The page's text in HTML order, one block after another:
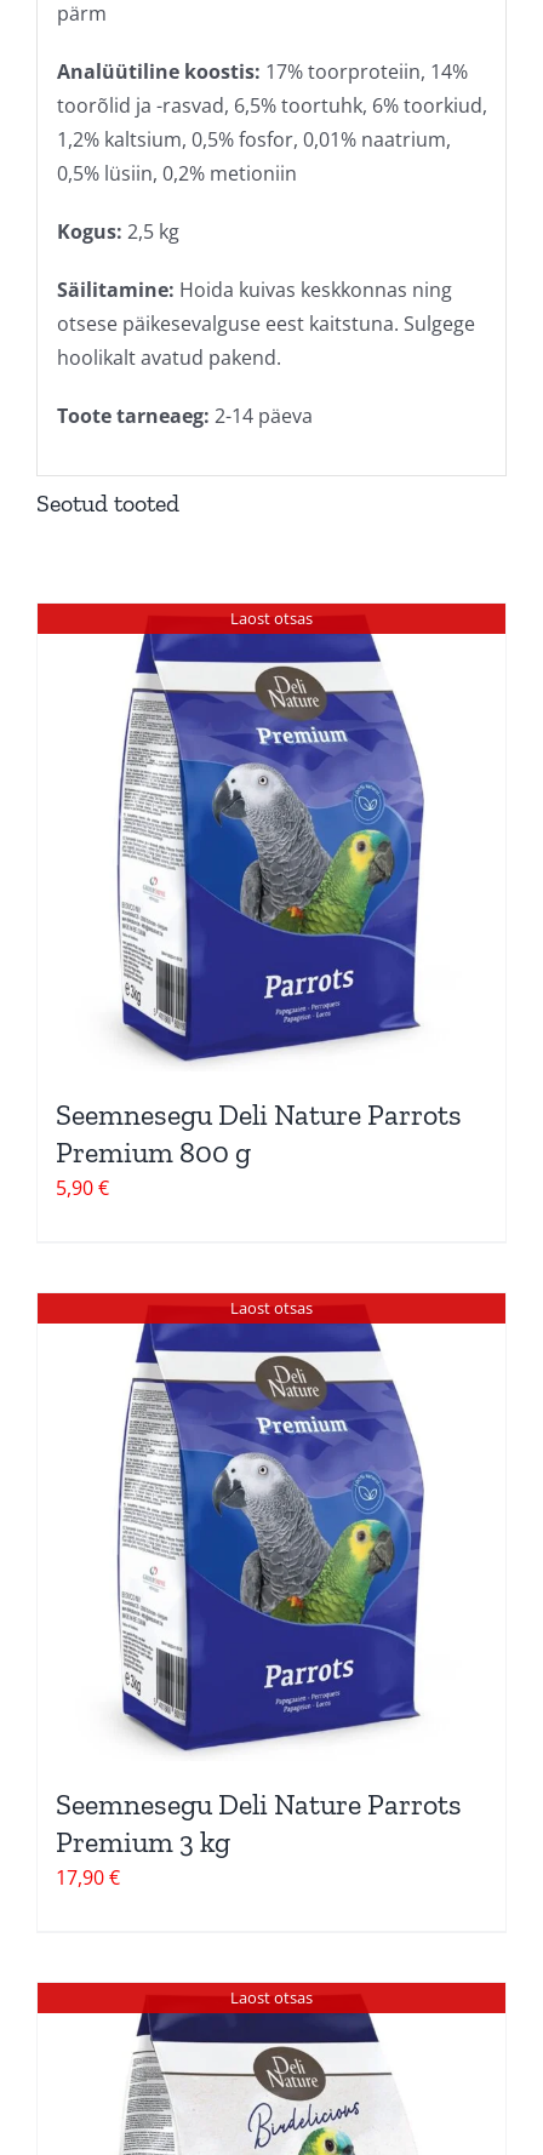
pärm
Analüütiline koostis: 17% toorproteiin, 14%
toorõlid ja -rasvad, 6,5% toortuhk, 6% toorkiud,
1,2% kaltsium, 0,5% fosfor, 0,01% naatrium,
0,5% lüsiin, 0,2% metioniin
Kogus: 2,5 kg
Säilitamine: Hoida kuivas keskkonnas ning
otsese päikesevalguse eest kaitstuna. Sulgege
hoolikalt avatud pakend.
Toote tarneaeg: 2-14 päeva
Seotud tooted
Laost otsas
Seemnesegu Deli Nature Parrots
Premium 800 g
5,90€
Laost otsas
Seemnesegu Deli Nature Parrots
Premium 3 kg
17,90€
Laost otsas